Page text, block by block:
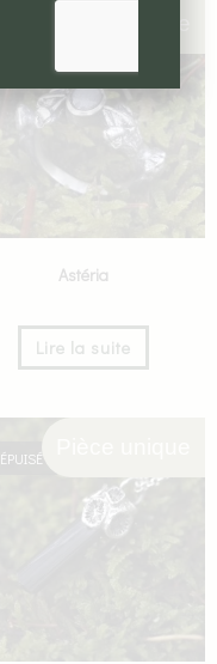
Astéria
Lire la suite
ÉPUISÉ